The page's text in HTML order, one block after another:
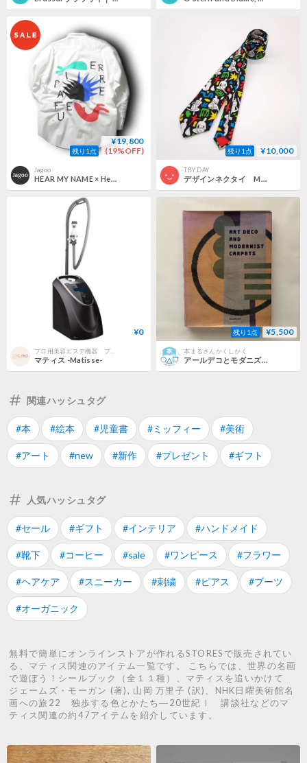
残り1点
¥19,800
(19%OFF)
Jagoo
HEAR MY NAME × Henri Matisse ／ ヒアマイネーム × アンリ・マティス JAZZ 長袖シャツ 日本製 バックプリント ジャズ アート シャツ ｜ オールシーズン
残り1点 ¥10,000
TRY DAY
デザインネクタイ MATISSE GIRL
¥0
マティス -Matisse-
残り1点 ¥5,500
本まるさんかくしかく
アールデコとモダニズムのカーペット/スーザン・デイ
関連ハッシュタグ
#本 #絵本 #児童書 #ミッフィー #美術
#アート #new #新作 #プレゼント #ギフト
人気ハッシュタグ
#セール #ギフト #インテリア #ハンドメイド
#靴下 #コーヒー #sale #ワンピース #フラワー
#ヘアケア #スニーカー #刺繍 #ピアス #ブーツ
#オーガニック
無料で簡単にオンラインストアが作れるSTORESで販売されてい
る、マティス関連のアイテム一覧です。 こちらでは、世界の名画
で遊ぼう！シールブック（全１１種）、マティスを追いかけて
ジェームズ・モーガン (著), 山岡 万里子 (訳)、NHK日曜美術館名
画への旅22 独歩する色とかたち―20世紀Ⅰ 講談社などのマ
ティス関連の約47アイテムを紹介しています。